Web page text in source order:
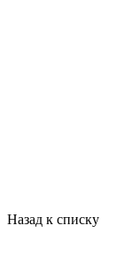
Назад к списку